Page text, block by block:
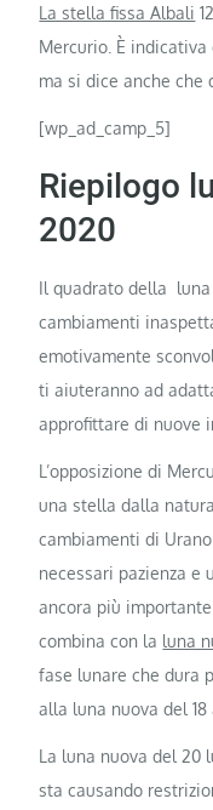
La stella fissa Albali 12
Mercurio. È
ma si dice anche
[wp_ad_camp_5]
Riepilogo
2020
Il quadrato della luna
cambiamenti
emotivamente
ti aiuteranno ad
approfittare di nuove
L’opposizione di
una stella dalla
cambiamenti di
necessari pazienza e
ancora più
combina con la luna
fase lunare che dura
alla luna nuova del 18
La luna nuova del 20
sta causando